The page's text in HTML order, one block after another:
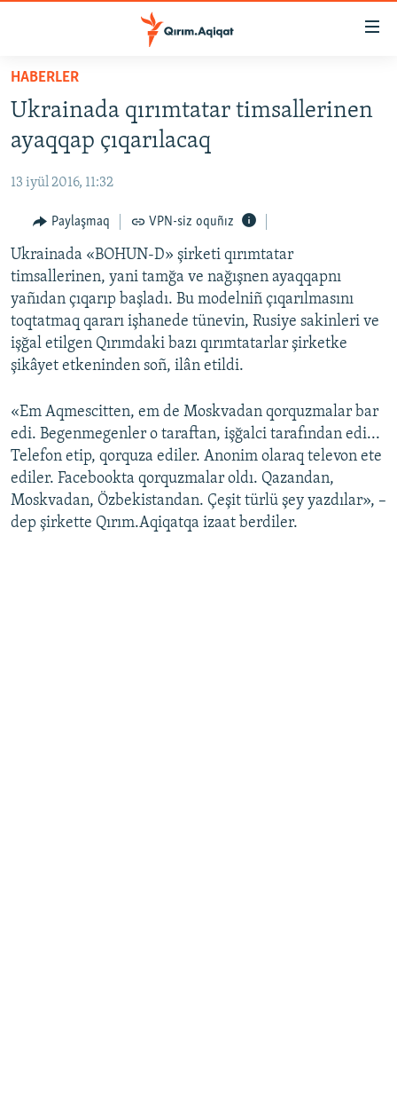
Esas
qaytmaq
Baş
navigatsiyağa
qaytmaq
qaytmaq
HABERLER
İQTİSADİYAT
CEMİYET
MEDENİYET
İNSAN AQLARI
VİDEO
SÜRET
BLOGLAR
Русский
Українською
QOŞULIÑIZ!
HABERLER
Ukrainada qırımtatar timsallerinen
ayaqqap çıqarılacaq
13 iyül 2016, 11:32
Paylaşmaq VPN-siz oquñız
Ukrainada «BOHUN-D» şirketi qırımtatar
timsallerinen, yani tamğa ve nağışnen ayaqqapnı
yañıdan çıqarıp başladı. Bu modelniñ çıqarılmasını
toqtatmaq qararı işhanede tünevin, Rusiye sakinleri ve
işğal etilgen Qırımdaki bazı qırımtatarlar şirketke
şikâyet etkeninden soñ, ilân etildi.
«Em Aqmescitten, em de Moskvadan qorquzmalar bar
edi. Begenmegenler o taraftan, işğalci tarafından edi...
Telefon etip, qorquza ediler. Anonim olaraq televon ete
ediler. Facebookta qorquzmalar oldı. Qazandan,
Moskvadan, Özbekistandan. Çeşit türlü şey yazdılar», –
dep şirkette Qırım.Aqiqatqa izaat berdiler.